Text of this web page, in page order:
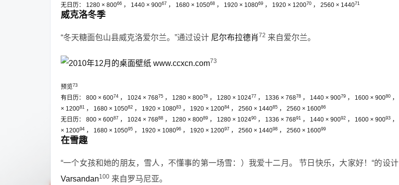
无日历： 1280 × 80066 ， 1440 × 90067 ， 1680 × 105068 ， 1920 × 108069 ， 1920 × 120070 ， 2560 × 144071
威克洛冬季
“冬天糖面包山县威克洛爱尔兰。”通过设计 尼尔布拉德肖72 来自爱尔兰。
73
预览73
有日历： 800 × 60074 ， 1024 × 76875 ， 1280 × 80076 ， 1280 × 102477 ， 1336 × 76878 ， 1440 × 90079 ， 1600 × 90080 ，
× 120081 ， 1680 × 105082 ， 1920 × 108083 ， 1920 × 120084 ， 2560 × 144085 ， 2560 × 160086
无日历： 800 × 60087 ， 1024 × 76888 ， 1280 × 80089 ， 1280 × 102490 ， 1336 × 76891 ， 1440 × 90092 ， 1600 × 90093 ，
× 120094 ， 1680 × 105095 ， 1920 × 108096 ， 1920 × 120097 ， 2560 × 144098 ， 2560 × 160099
在雪趣
“一个女孩和她的朋友，雪人，不懂事的第一场雪：）我爱十二月。 节日快乐，大家好！“的设计
Varsandan100 来自罗马尼亚。